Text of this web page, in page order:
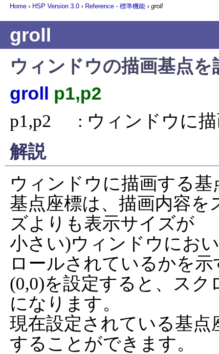
Home › HSP Version 3.0 › Reference - 標準機能 › groll
groll
ウィンドウの描画基点を
groll p1,p2
p1,p2      : ウィンドウに
解説
ウィンドウに描画する
基点座標は、描画内容
ズよりも表示サイズが
小さい)ウィンドウにお
ロールされているかを
(0,0)を設定すると、ス
になります。
現在設定されている基点
することができます。